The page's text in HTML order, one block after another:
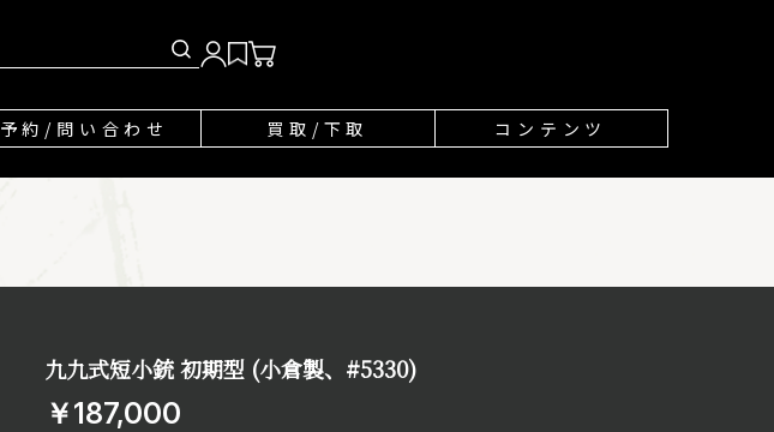
予約/問い合わせ 買取/下取 コンテンツ
九九式短小銃 初期型 (小倉製、#5330)
￥187,000